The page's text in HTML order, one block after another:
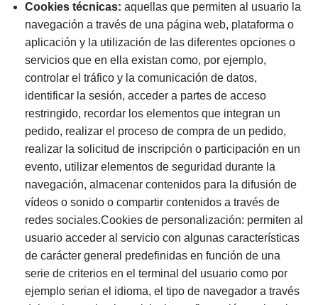
Cookies técnicas: aquellas que permiten al usuario la
navegación a través de una página web, plataforma o
aplicación y la utilización de las diferentes opciones o
servicios que en ella existan como, por ejemplo,
controlar el tráfico y la comunicación de datos,
identificar la sesión, acceder a partes de acceso
restringido, recordar los elementos que integran un
pedido, realizar el proceso de compra de un pedido,
realizar la solicitud de inscripción o participación en un
evento, utilizar elementos de seguridad durante la
navegación, almacenar contenidos para la difusión de
vídeos o sonido o compartir contenidos a través de
redes sociales.Cookies de personalización: permiten al
usuario acceder al servicio con algunas características
de carácter general predefinidas en función de una
serie de criterios en el terminal del usuario como por
ejemplo serian el idioma, el tipo de navegador a través